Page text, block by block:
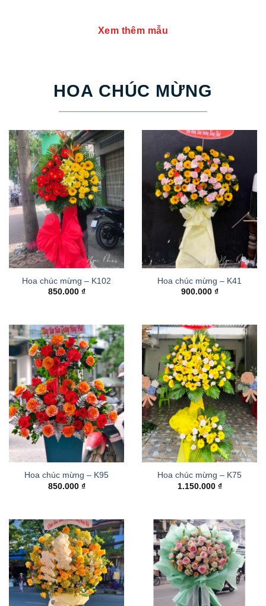
Xem thêm mẫu
HOA CHÚC MỪNG
Hoa chúc mừng – K102
850.000 ₫
Hoa chúc mừng – K41
900.000 ₫
Hoa chúc mừng – K95
850.000 ₫
Hoa chúc mừng – K75
1.150.000 ₫